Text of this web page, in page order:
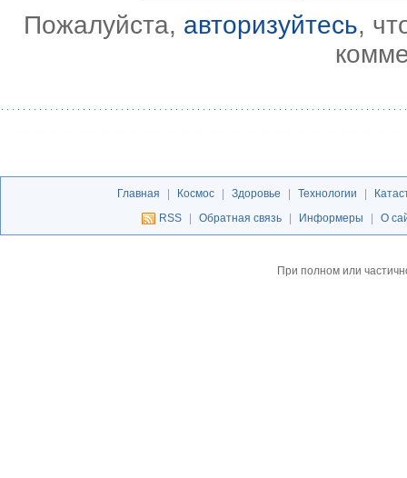
Пожалуйста, авторизуйтесь,
Главная Космос Здоровье Технологии
RSS
Обратная связь Информеры О
При полном или